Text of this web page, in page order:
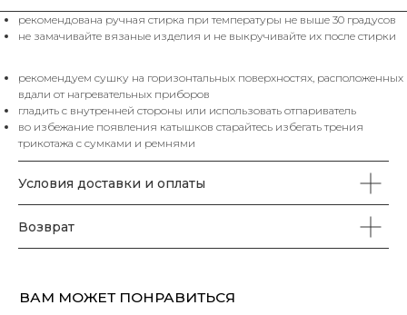
рекомендована ручная стирка при температуры не выше 30 градусов
не замачивайте вязаные изделия и не выкручивайте их после стирки
рекомендуем сушку на горизонтальных поверхностях, расположенных
вдали от нагревательных приборов
гладить с внутренней стороны или использовать отпариватель
во избежание появления катышков старайтесь избегать трения
трикотажа с сумками и ремнями
Условия доставки и оплаты
Возврат
ЮБКИ SALE% ХИТЫ
ПРОДАЖ
Платья
Жилеты Брюки Свитеры
ВодолазкиДжемпераПуловеры Пиджаки
Аксессуары
КАТАЛОГ
О бренде
Правила оплаты и возврата
FAQ
Политика конфиденциальности